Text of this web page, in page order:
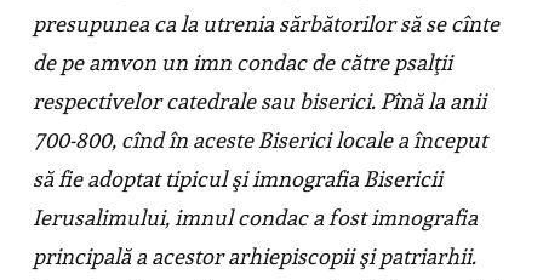
presupunea ca la utrenia sărbătorilor să se cînte
de pe amvon un imn condac de către psalţii
respectivelor catedrale sau biserici. Pînă la anii
700-800, cînd în aceste Biserici locale a început
să fie adoptat tipicul şi imnografia Bisericii
Ierusalimului, imnul condac a fost imnografia
principală a acestor arhiepiscopii şi patriarhii.